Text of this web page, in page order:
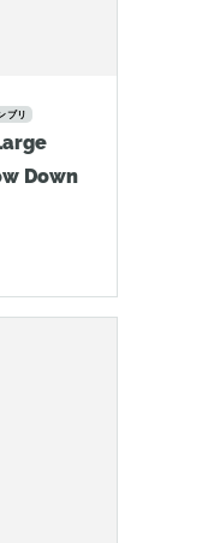
ブリ
Down